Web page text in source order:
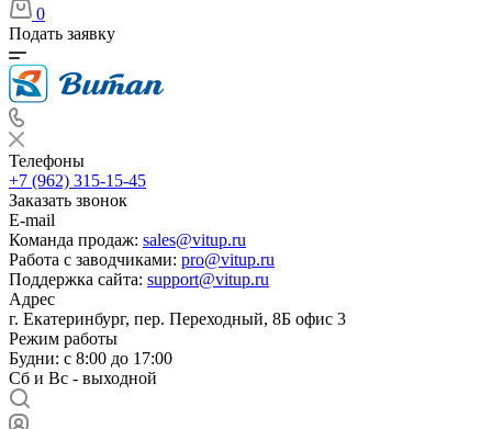
0
Подать заявку
Телефоны
+7 (962) 315-15-45
Заказать звонок
E-mail
Команда продаж: sales@vitup.ru
Работа с заводчиками: pro@vitup.ru
Поддержка сайта: support@vitup.ru
Адрес
г. Екатеринбург, пер. Переходный, 8Б офис 3
Режим работы
Будни: с 8:00 до 17:00
Сб и Вс - выходной